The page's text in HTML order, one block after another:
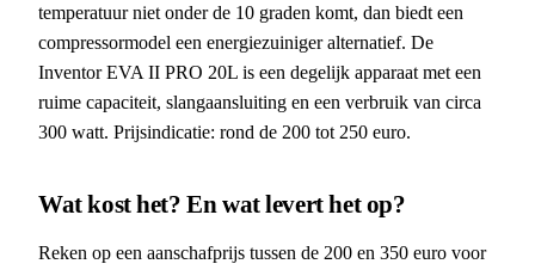
temperatuur niet onder de 10 graden komt, dan biedt een
compressormodel een energiezuiniger alternatief. De
Inventor EVA II PRO 20L is een degelijk apparaat met een
ruime capaciteit, slangaansluiting en een verbruik van circa
300 watt. Prijsindicatie: rond de 200 tot 250 euro.
Wat kost het? En wat levert het op?
Reken op een aanschafprijs tussen de 200 en 350 euro voor